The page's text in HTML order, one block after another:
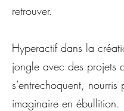
retrouver.
Hyperactif dans la
jongle avec des projets
s’entrechoquent, nourris
imaginaire en ébullition.